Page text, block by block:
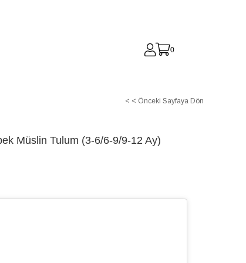
0
< < Önceki Sayfaya Dön
Müslin Tulum (3-6/6-9/9-12 Ay)